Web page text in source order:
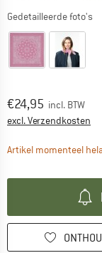
Gedetailleerde foto's
Prijs:
€24,95 incl. BTW
excl. Verzendkosten
Artikel momenteel